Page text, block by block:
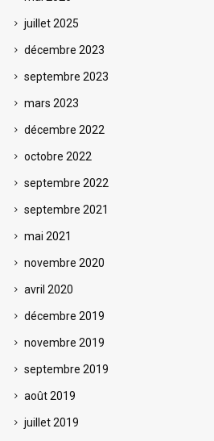
juillet 2025
décembre 2023
septembre 2023
mars 2023
décembre 2022
octobre 2022
septembre 2022
septembre 2021
mai 2021
novembre 2020
avril 2020
décembre 2019
novembre 2019
septembre 2019
août 2019
juillet 2019